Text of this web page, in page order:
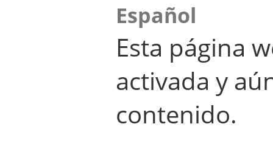
Español
Esta página
activada y
contenido.